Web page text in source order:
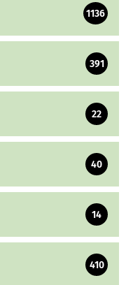
1136
391
22
40
14
410